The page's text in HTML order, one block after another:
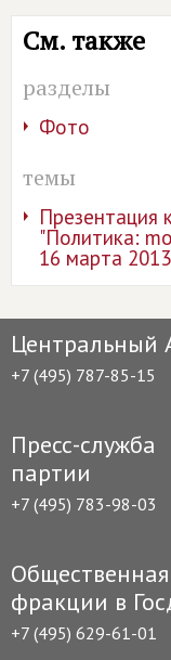
См. также
разделы
Фото
темы
Презентация
"Политика:
16 марта 2013
Центральный
+7 (495) 787-85-15
Пресс-служба
партии
+7 (495) 783-98-03
фракции в
+7 (495) 629-61-01